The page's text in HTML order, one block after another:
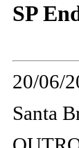
SP
20/06/
Santa